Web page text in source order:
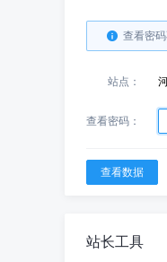
查看密
站点：
查看密码：
站长工具